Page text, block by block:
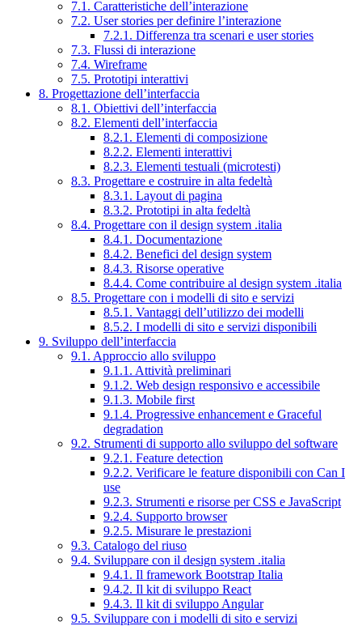
7.1. Caratteristiche dell’interazione
7.2. User stories per definire l’interazione
7.2.1. Differenza tra scenari e user stories
7.3. Flussi di interazione
7.4. Wireframe
7.5. Prototipi interattivi
8. Progettazione dell’interfaccia
8.1. Obiettivi dell’interfaccia
8.2. Elementi dell’interfaccia
8.2.1. Elementi di composizione
8.2.2. Elementi interattivi
8.2.3. Elementi testuali (microtesti)
8.3. Progettare e costruire in alta fedeltà
8.3.1. Layout di pagina
8.3.2. Prototipi in alta fedeltà
8.4. Progettare con il design system .italia
8.4.1. Documentazione
8.4.2. Benefici del design system
8.4.3. Risorse operative
8.4.4. Come contribuire al design system .italia
8.5. Progettare con i modelli di sito e servizi
8.5.1. Vantaggi dell’utilizzo dei modelli
8.5.2. I modelli di sito e servizi disponibili
9. Sviluppo dell’interfaccia
9.1. Approccio allo sviluppo
9.1.1. Attività preliminari
9.1.2. Web design responsivo e accessibile
9.1.3. Mobile first
9.1.4. Progressive enhancement e Graceful
degradation
9.2. Strumenti di supporto allo sviluppo del software
9.2.1. Feature detection
9.2.2. Verificare le feature disponibili con Can I
use
9.2.3. Strumenti e risorse per CSS e JavaScript
9.2.4. Supporto browser
9.2.5. Misurare le prestazioni
9.3. Catalogo del riuso
9.4. Sviluppare con il design system .italia
9.4.1. Il framework Bootstrap Italia
9.4.2. Il kit di sviluppo React
9.4.3. Il kit di sviluppo Angular
9.5. Sviluppare con i modelli di sito e servizi